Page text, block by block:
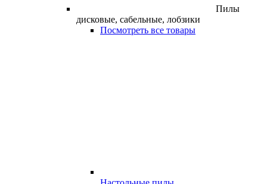
Пилы
дисковые, сабельные, лобзики
Посмотреть все товары